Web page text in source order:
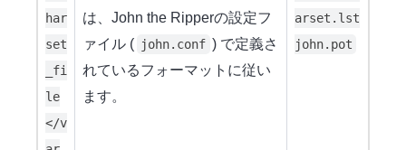
har
set
_fi
le
</v
は、John the Ripperの設定フ
ァイル ( john.conf ) で定義さ
れているフォーマットに従い
ます。
arset.lst
john.pot